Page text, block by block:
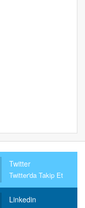
Twitter
Twitter'da Takip Et
Linkedin